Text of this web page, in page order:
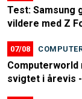
Test: Samsung
vildere med Z
07/08
svigtet i årevis